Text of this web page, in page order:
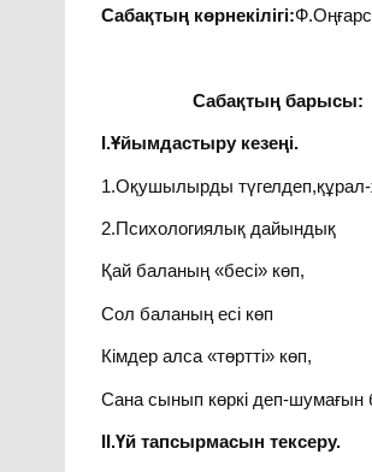
Сабақтың көрнекілігі:
Сабақтың барысы:
І.Ұйымдастыру кезеңі.
1.Оқушылырды
2.Психологиялық дайындық
Қай баланың «бесі» көп,
Сол баланың есі көп
Кімдер алса «төртті» көп,
Сана сынып көркі деп-шумағын
ІІ.Үй тапсырмасын тексеру.